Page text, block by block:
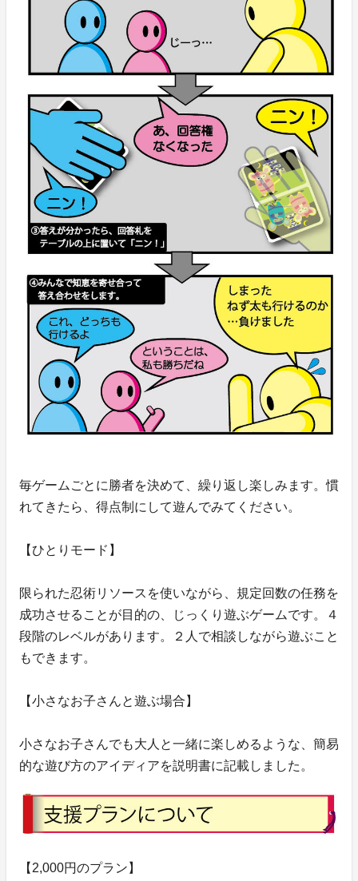
毎ゲームごとに勝者を決めて、繰り返し楽しみます。慣
れてきたら、得点制にして遊んでみてください。
【ひとりモード】
限られた忍術リソースを使いながら、規定回数の任務を
成功させることが目的の、じっくり遊ぶゲームです。４
段階のレベルがあります。２人で相談しながら遊ぶこと
もできます。
【小さなお子さんと遊ぶ場合】
小さなお子さんでも大人と一緒に楽しめるような、簡易
的な遊び方のアイディアを説明書に記載しました。
【2,000円のプラン】